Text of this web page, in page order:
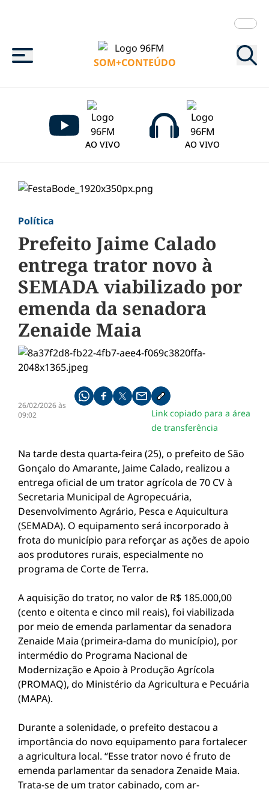
Menu
SOM+CONTEÚDO
AO VIVO AO VIVO
Política
Prefeito Jaime Calado
entrega trator novo à
SEMADA viabilizado por
emenda da senadora
Zenaide Maia
26/02/2026 às
09:02
Compartilhe pelo whatsapp
Compartilhar no facebook
Compartilhar no twitter
Compartilhe pelo email
Copiar link da notícia
Link copiado para a área
de transferência
Na tarde desta quarta-feira (25), o prefeito de São
Gonçalo do Amarante, Jaime Calado, realizou a
entrega oficial de um trator agrícola de 70 CV à
Secretaria Municipal de Agropecuária,
Desenvolvimento Agrário, Pesca e Aquicultura
(SEMADA). O equipamento será incorporado à
frota do município para reforçar as ações de apoio
aos produtores rurais, especialmente no
programa de Corte de Terra.
A aquisição do trator, no valor de R$ 185.000,00
(cento e oitenta e cinco mil reais), foi viabilizada
por meio de emenda parlamentar da senadora
Zenaide Maia (primeira-dama do município), por
intermédio do Programa Nacional de
Modernização e Apoio à Produção Agrícola
(PROMAQ), do Ministério da Agricultura e Pecuária
(MAPA).
Durante a solenidade, o prefeito destacou a
importância do novo equipamento para fortalecer
a agricultura local. “Esse trator novo é fruto de
emenda parlamentar da senadora Zenaide Maia.
Trata-se de um trator cabinado, com ar-